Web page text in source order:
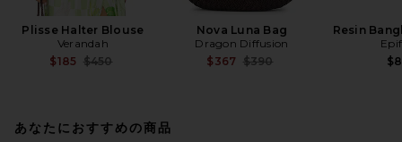
Plisse Halter Blouse
Verandah
$185 Previous price:
$450
Nova Luna Bag
Dragon Diffusion
$367 Previous price:
$390
Resin
あなたにおすすめの商品